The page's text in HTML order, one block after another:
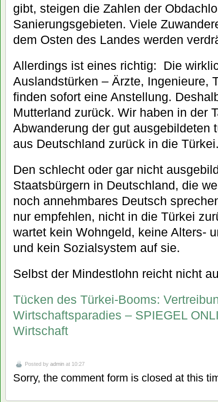
gibt, steigen die Zahlen der
Sanierungsgebieten. Viele
dem Osten des Landes werden
Allerdings ist eines richtig: Die
Auslandstürken – Ärzte, Ingenieure,
finden sofort eine Anstellung.
Mutterland zurück. Wir haben in der
Abwanderung der gut ausgebildeten
aus Deutschland zurück in die
Den schlecht oder gar nicht
Staatsbürgern in Deutschland, die
noch annehmbares Deutsch
nur empfehlen, nicht in die Türkei
wartet kein Wohngeld, keine Alters-
und kein Sozialsystem auf sie.
Selbst der Mindestlohn reicht nicht
Tücken des Türkei-Booms:
Wirtschaftsparadies – SPIEGEL
Wirtschaft
Posted by admin at 10:27
Sorry, the comment form is closed at this